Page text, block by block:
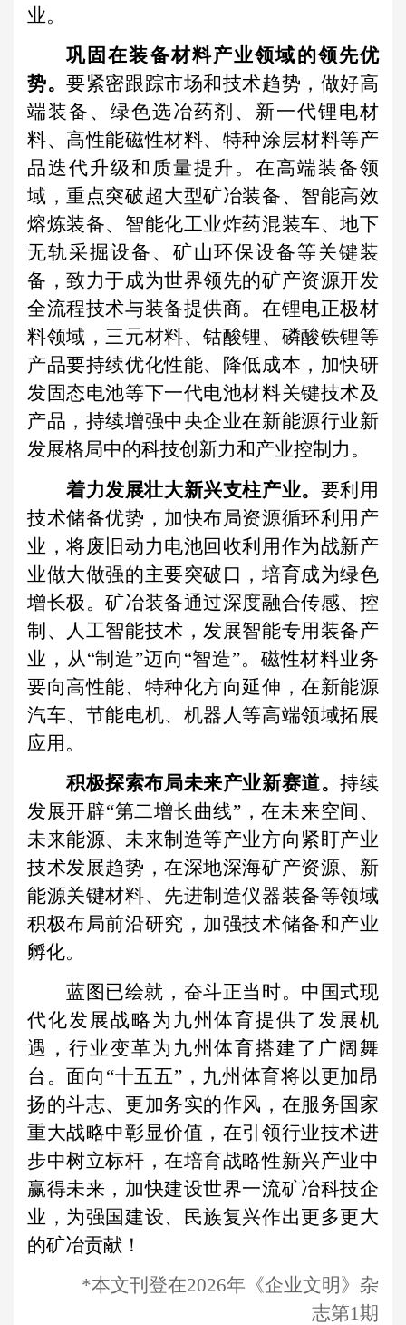
业。
巩固在装备材料产业领域的领先优
势。要紧密跟踪市场和技术趋势，做好高
端装备、绿色选冶药剂、新一代锂电材
料、高性能磁性材料、特种涂层材料等产
品迭代升级和质量提升。在高端装备领
域，重点突破超大型矿冶装备、智能高效
熔炼装备、智能化工业炸药混装车、地下
无轨采掘设备、矿山环保设备等关键装
备，致力于成为世界领先的矿产资源开发
全流程技术与装备提供商。在锂电正极材
料领域，三元材料、钴酸锂、磷酸铁锂等
产品要持续优化性能、降低成本，加快研
发固态电池等下一代电池材料关键技术及
产品，持续增强中央企业在新能源行业新
发展格局中的科技创新力和产业控制力。
着力发展壮大新兴支柱产业。 要利用
技术储备优势，加快布局资源循环利用产
业，将废旧动力电池回收利用作为战新产
业做大做强的主要突破口，培育成为绿色
增长极。矿冶装备通过深度融合传感、控
制、人工智能技术，发展智能专用装备产
业，从“制造”迈向“智造”。磁性材料业务
要向高性能、特种化方向延伸，在新能源
汽车、节能电机、机器人等高端领域拓展
应用。
积极探索布局未来产业新赛道。持续
发展开辟“第二增长曲线”，在未来空间、
未来能源、未来制造等产业方向紧盯产业
技术发展趋势，在深地深海矿产资源、新
能源关键材料、先进制造仪器装备等领域
积极布局前沿研究，加强技术储备和产业
孵化。
蓝图已绘就，奋斗正当时。中国式现
代化发展战略为九州体育提供了发展机
遇，行业变革为九州体育搭建了广阔舞
台。面向“十五五”，九州体育将以更加昂
扬的斗志、更加务实的作风，在服务国家
重大战略中彰显价值，在引领行业技术进
步中树立标杆，在培育战略性新兴产业中
赢得未来，加快建设世界一流矿冶科技企
业，为强国建设、民族复兴作出更多更大
的矿冶贡献！
*本文刊登在2026年《企业文明》杂
志第1期